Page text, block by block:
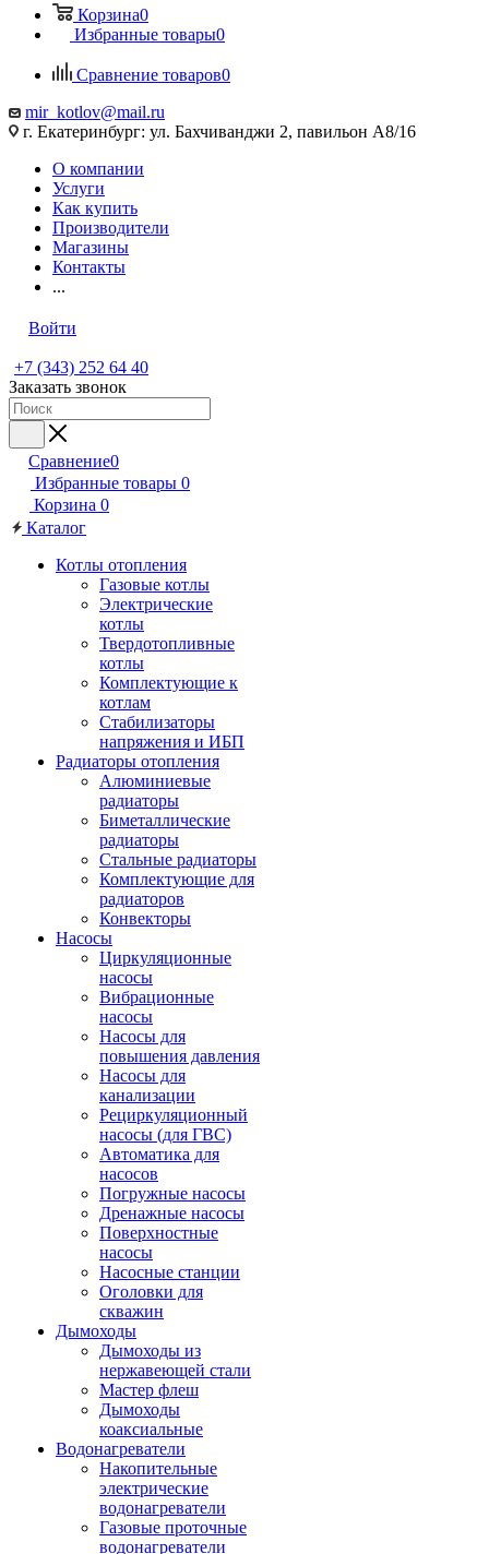
Корзина0
Избранные товары0
Сравнение товаров0
mir_kotlov@mail.ru
г. Екатеринбург: ул. Бахчиванджи 2, павильон А8/16
О компании
Услуги
Как купить
Производители
Магазины
Контакты
...
Войти
+7 (343) 252 64 40
Заказать звонок
Сравнение0
Избранные товары 0
Корзина 0
Каталог
Котлы отопления
Газовые котлы
Электрические
котлы
Твердотопливные
котлы
Комплектующие к
котлам
Стабилизаторы
напряжения и ИБП
Радиаторы отопления
Алюминиевые
радиаторы
Биметаллические
радиаторы
Стальные радиаторы
Комплектующие для
радиаторов
Конвекторы
Насосы
Циркуляционные
насосы
Вибрационные
насосы
Насосы для
повышения давления
Насосы для
канализации
Рециркуляционный
насосы (для ГВС)
Автоматика для
насосов
Погружные насосы
Дренажные насосы
Поверхностные
насосы
Насосные станции
Оголовки для
скважин
Дымоходы
Дымоходы из
нержавеющей стали
Мастер флеш
Дымоходы
коаксиальные
Водонагреватели
Накопительные
электрические
водонагреватели
Газовые проточные
водонагреватели